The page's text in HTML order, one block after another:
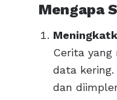
Mengapa
Cerita
data
dan